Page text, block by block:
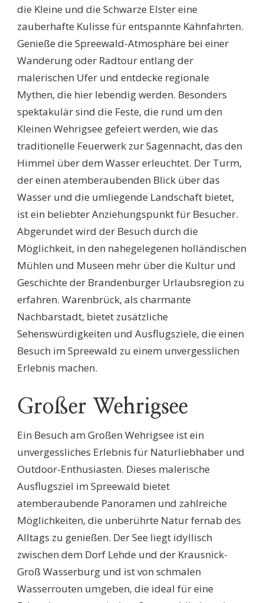
die Kleine und die Schwarze Elster eine
zauberhafte Kulisse für entspannte Kahnfahrten.
Genieße die Spreewald-Atmosphäre bei einer
Wanderung oder Radtour entlang der
malerischen Ufer und entdecke regionale
Mythen, die hier lebendig werden. Besonders
spektakulär sind die Feste, die rund um den
Kleinen Wehrigsee gefeiert werden, wie das
traditionelle Feuerwerk zur Sagennacht, das den
Himmel über dem Wasser erleuchtet. Der Turm,
der einen atemberaubenden Blick über das
Wasser und die umliegende Landschaft bietet,
ist ein beliebter Anziehungspunkt für Besucher.
Abgerundet wird der Besuch durch die
Möglichkeit, in den nahegelegenen holländischen
Mühlen und Museen mehr über die Kultur und
Geschichte der Brandenburger Urlaubsregion zu
erfahren. Warenbrück, als charmante
Nachbarstadt, bietet zusätzliche
Sehenswürdigkeiten und Ausflugsziele, die einen
Besuch im Spreewald zu einem unvergesslichen
Erlebnis machen.
Großer Wehrigsee
Ein Besuch am Großen Wehrigsee ist ein
unvergessliches Erlebnis für Naturliebhaber und
Outdoor-Enthusiasten. Dieses malerische
Ausflugsziel im Spreewald bietet
atemberaubende Panoramen und zahlreiche
Möglichkeiten, die unberührte Natur fernab des
Alltags zu genießen. Der See liegt idyllisch
zwischen dem Dorf Lehde und der Krausnick-
Groß Wasserburg und ist von schmalen
Wasserrouten umgeben, die ideal für eine